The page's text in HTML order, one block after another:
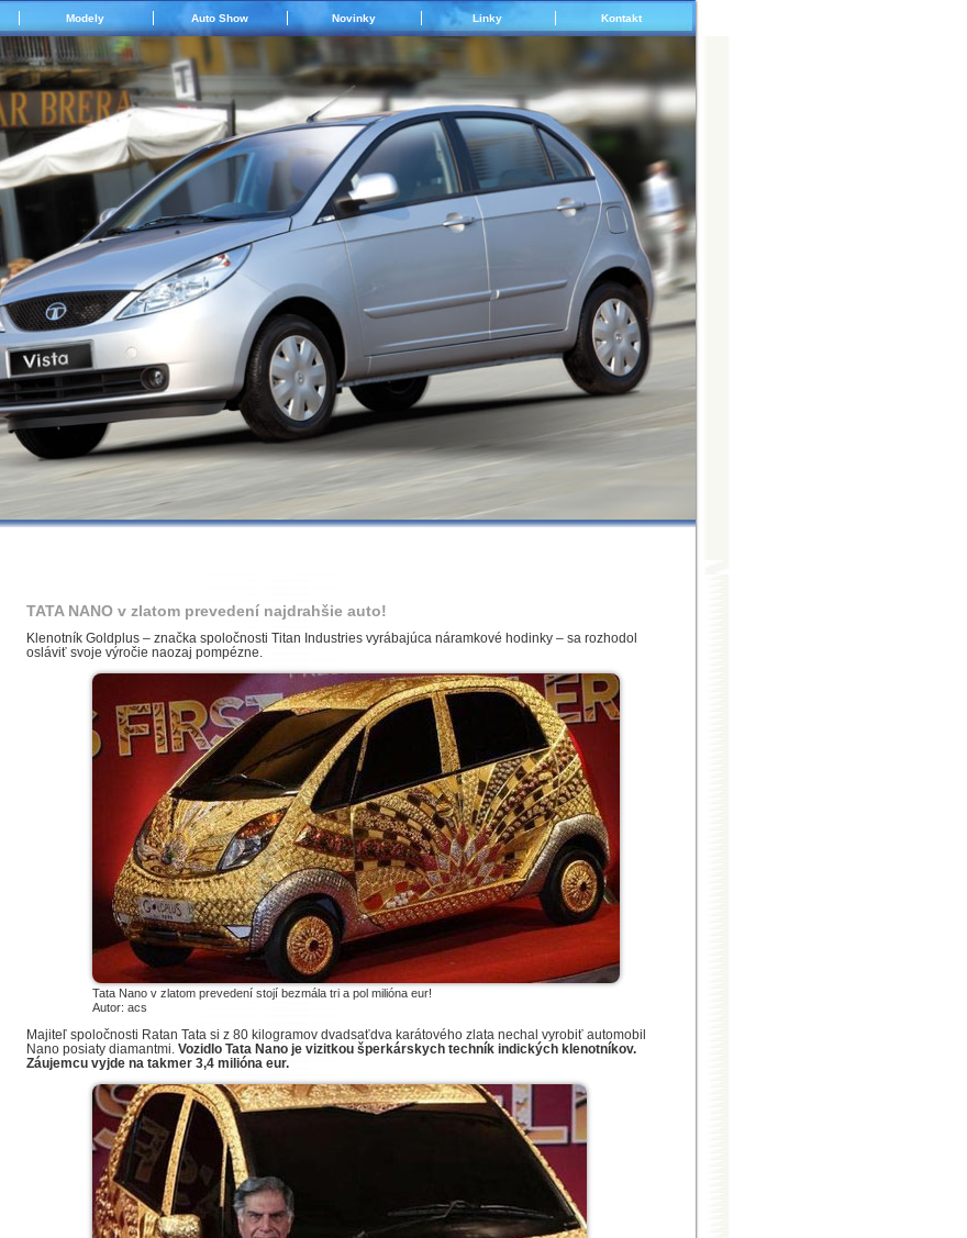
Modely Auto Show Novinky Linky Kontakt
TATA NANO v zlatom prevedení najdrahšie auto!
Klenotník Goldplus – značka spoločnosti Titan Industries vyrábajúca náramkové hodinky – sa rozhodol
osláviť svoje výročie naozaj pompézne.
Tata Nano v zlatom prevedení stojí bezmála tri a pol milióna eur!
Autor: acs
Majiteľ spoločnosti Ratan Tata si z 80 kilogramov dvadsaťdva karátového zlata nechal vyrobiť automobil
Nano posiaty diamantmi. Vozidlo Tata Nano je vizitkou šperkárskych techník indických klenotníkov.
Záujemcu vyjde na takmer 3,4 milióna eur.